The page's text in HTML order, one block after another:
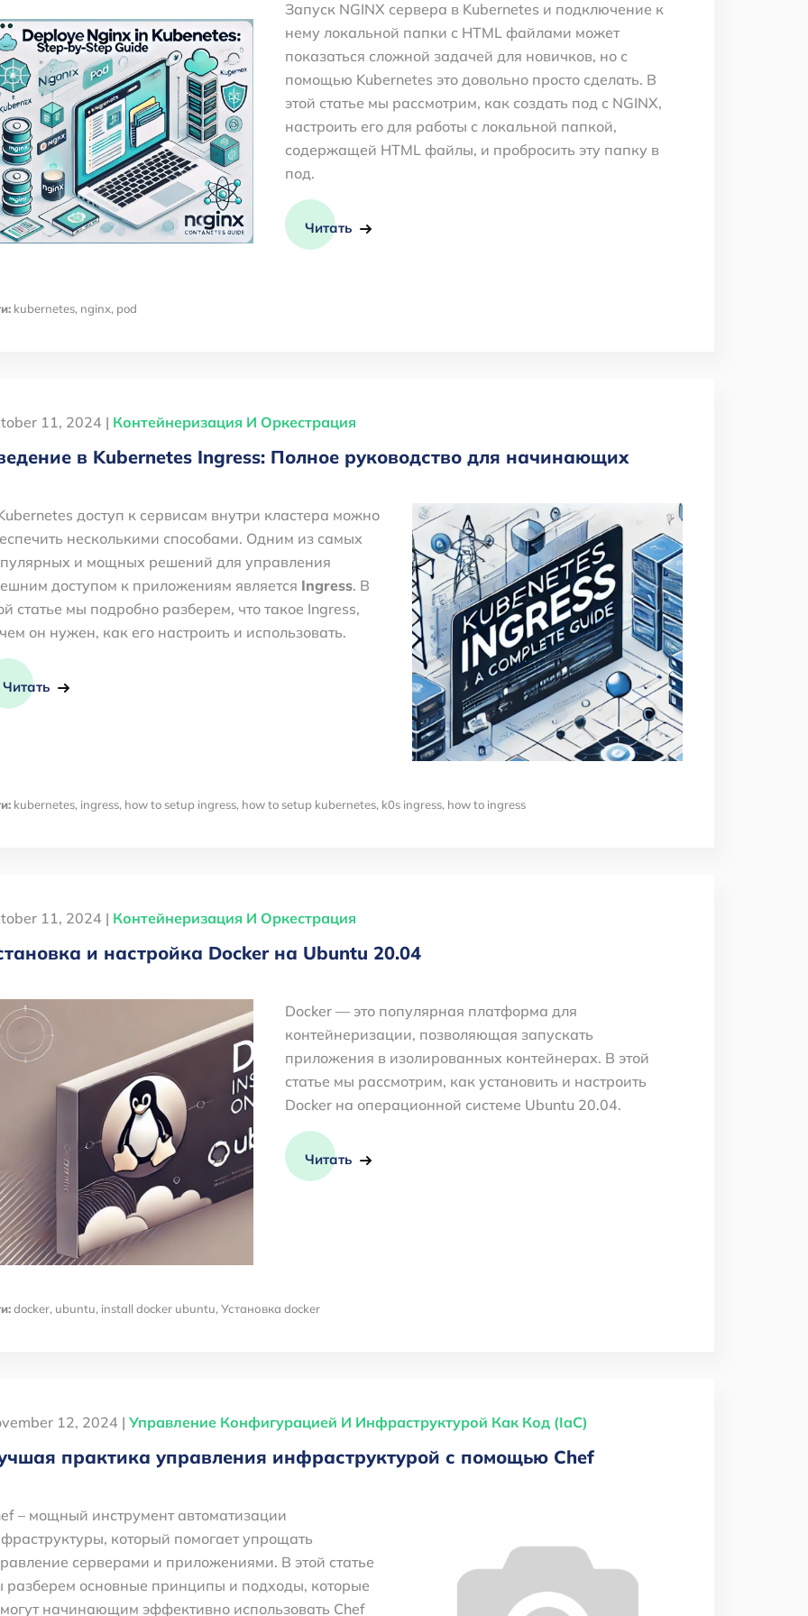
Запуск NGINX сервера в Kubernetes и подключение к
нему локальной папки с HTML файлами может
показаться сложной задачей для новичков, но с
помощью Kubernetes это довольно просто сделать. В
этой статье мы рассмотрим, как создать под с NGINX,
настроить его для работы с локальной папкой,
содержащей HTML файлы, и пробросить эту папку в
под.
Читать
kubernetes, nginx, pod
11, 2024 | Контейнеризация И Оркестрация
в Kubernetes Ingress: Полное руководство для начинающих
доступ к сервисам внутри кластера можно
несколькими способами. Одним из самых
и мощных решений для управления
доступом к приложениям является Ingress. В
статье мы подробно разберем, что такое Ingress,
он нужен, как его настроить и использовать.
Читать
kubernetes, ingress, how to setup ingress, how to setup kubernetes, k0s ingress, how to ingress
11, 2024 | Контейнеризация И Оркестрация
и настройка Docker на Ubuntu 20.04
Docker — это популярная платформа для
контейнеризации, позволяющая запускать
приложения в изолированных контейнерах. В этой
статье мы рассмотрим, как установить и настроить
Docker на операционной системе Ubuntu 20.04.
Читать
docker, ubuntu, install docker ubuntu, Установка docker
12, 2024 | Управление Конфигурацией И Инфраструктурой Как Код (IaC)
практика управления инфраструктурой с помощью Chef
– мощный инструмент автоматизации
который помогает упрощать
серверами и приложениями. В этой статье
разберем основные принципы и подходы, которые
начинающим эффективно использовать Chef